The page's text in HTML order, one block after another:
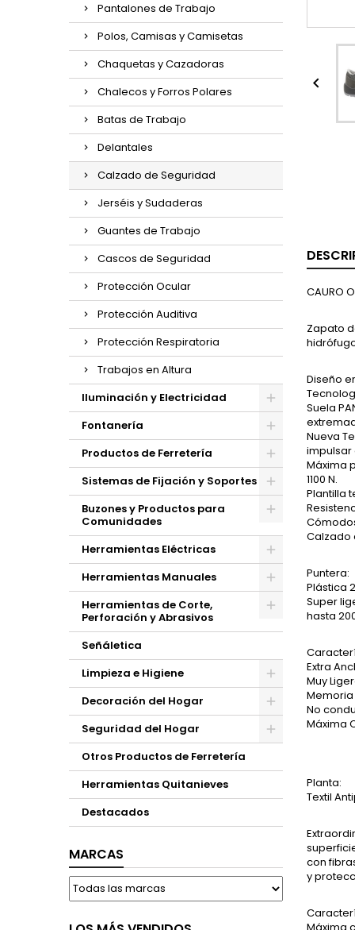
Pantalones de Trabajo
Polos, Camisas y Camisetas
Chaquetas y Cazadoras
Chalecos y Forros Polares
Batas de Trabajo
Delantales
Calzado de Seguridad
Jerséis y Sudaderas
Guantes de Trabajo
Cascos de Seguridad
Protección Ocular
Protección Auditiva
Protección Respiratoria
Trabajos en Altura
Iluminación y Electricidad
Fontanería
Productos de Ferretería
Sistemas de Fijación y Soportes
Buzones y Productos para
Comunidades
Herramientas Eléctricas
Herramientas Manuales
Herramientas de Corte,
Perforación y Abrasivos
Señáletica
Limpieza e Higiene
Decoración del Hogar
Seguridad del Hogar
Otros Productos de Ferretería
Herramientas Quitanieves
Destacados
MARCAS

CAURO
Zapato
Diseño
Suela
Nueva
impulsar
Máxima
1100 N.
Plantilla
Calzado
Puntera:
Plástica
Super
hasta
Extra
Muy
No
Máxima
Planta:
Textil
con
y